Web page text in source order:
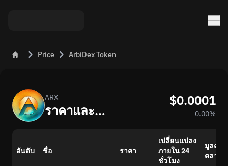
Price ArbiDex Token
ARX
ราคาและอัตราแบบสดของ ArbiDex Token (ARX) วันนี้
$0.0001
0.00%
อันดับ ชื่อ ราคา
เปลี่ยนแปลง
ภายใน 24
ชั่วโมง
มูลค่า
ตลาด